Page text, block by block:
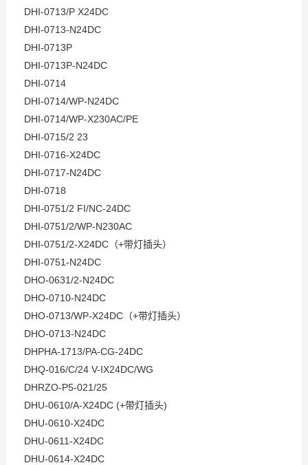
DHI-0713/P X24DC
DHI-0713-N24DC
DHI-0713P
DHI-0713P-N24DC
DHI-0714
DHI-0714/WP-N24DC
DHI-0714/WP-X230AC/PE
DHI-0715/2 23
DHI-0716-X24DC
DHI-0717-N24DC
DHI-0718
DHI-0751/2 FI/NC-24DC
DHI-0751/2/WP-N230AC
DHI-0751/2-X24DC（+带灯插头）
DHI-0751-N24DC
DHO-0631/2-N24DC
DHO-0710-N24DC
DHO-0713/WP-X24DC（+带灯插头）
DHO-0713-N24DC
DHPHA-1713/PA-CG-24DC
DHQ-016/C/24 V-IX24DC/WG
DHRZO-P5-021/25
DHU-0610/A-X24DC (+带灯插头)
DHU-0610-X24DC
DHU-0611-X24DC
DHU-0614-X24DC